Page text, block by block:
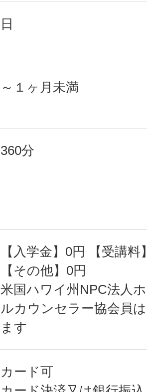
日
～１ヶ月未満
360分
【入学金】0円 【受講料
【その他】0円
米国ハワイ州NPC法人
ルカウンセラー協会員
ます
カード可